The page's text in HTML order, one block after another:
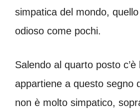
simpatica del mondo,
odioso come pochi.
Salendo al quarto posto c’è
appartiene a questo segno
non è molto simpatico,